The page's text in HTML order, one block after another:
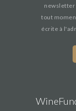
newsletter
tout
écrite à